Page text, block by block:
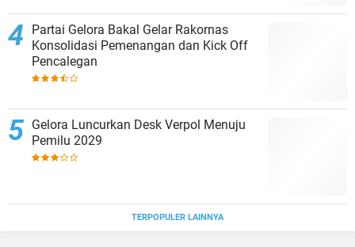
Partai Gelora Bakal Gelar Rakornas
Konsolidasi Pemenangan dan Kick Off
Pencalegan
Gelora Luncurkan Desk Verpol Menuju
Pemilu 2029
TERPOPULER LAINNYA